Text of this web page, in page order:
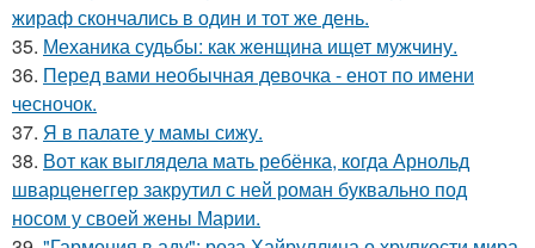
жираф скончались в один и тот же день.
35. Механика судьбы: как женщина ищет мужчину.
36. Перед вами необычная девочка - енот по имени
чесночок.
37. Я в палате у мамы сижу.
38. Вот как выглядела мать ребёнка, когда Арнольд
шварценеггер закрутил с ней роман буквально под
носом у своей жены Марии.